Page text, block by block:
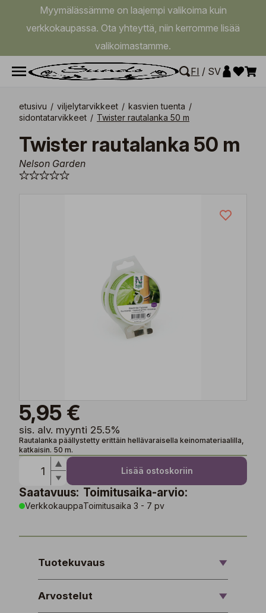
Myymälässämme on laajempi valikoima kuin
verkkokaupassa. Ota yhteyttä, niin kerromme lisää
valikoimastamme.
FI / SV
etusivu / viljelytarvikkeet / kasvien tuenta /
sidontatarvikkeet / Twister rautalanka 50 m
Twister rautalanka 50 m
Nelson Garden
5,95 €
sis. alv. myynti 25.5%
Rautalanka päällystetty erittäin hellävaraisella keinomateriaalilla,
katkaisin. 50 m.
Lisää ostoskoriin
Saatavuus:
Verkkokauppa
Toimitusaika-arvio:
Toimitusaika 3 - 7 pv
Tuotekuvaus
Arvostelut